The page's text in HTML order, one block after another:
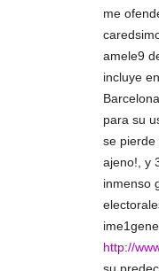
me
amele9
incluye
para su
se pierde
ajeno!, y
inmenso
http://
su